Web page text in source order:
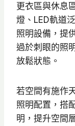
更衣區與休息
燈、LED軌道
照明設備，提
過於刺眼的照
放鬆狀態。
若空間有施作
照明配置，搭
明，提升空間